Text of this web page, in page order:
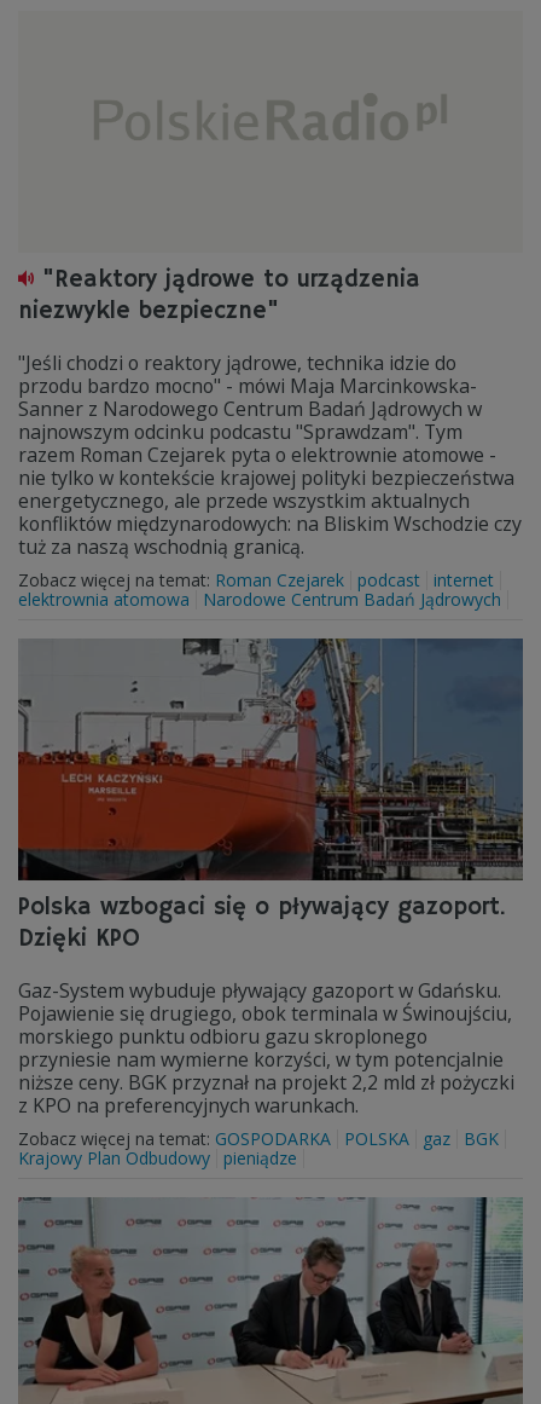
"Reaktory jądrowe to urządzenia
niezwykle bezpieczne"
"Jeśli chodzi o reaktory jądrowe, technika idzie do
przodu bardzo mocno" - mówi Maja Marcinkowska-
Sanner z Narodowego Centrum Badań Jądrowych w
najnowszym odcinku podcastu "Sprawdzam". Tym
razem Roman Czejarek pyta o elektrownie atomowe -
nie tylko w kontekście krajowej polityki bezpieczeństwa
energetycznego, ale przede wszystkim aktualnych
konfliktów międzynarodowych: na Bliskim Wschodzie czy
tuż za naszą wschodnią granicą.
Zobacz więcej na temat: Roman Czejarek podcast
internet
elektrownia atomowa
Narodowe Centrum Badań Jądrowych
Polska wzbogaci się o pływający gazoport.
Dzięki KPO
Gaz-System wybuduje pływający gazoport w Gdańsku.
Pojawienie się drugiego, obok terminala w Świnoujściu,
morskiego punktu odbioru gazu skroplonego
przyniesie nam wymierne korzyści, w tym potencjalnie
niższe ceny. BGK przyznał na projekt 2,2 mld zł pożyczki
z KPO na preferencyjnych warunkach.
Zobacz więcej na temat: GOSPODARKA POLSKA gaz
BGK
Krajowy Plan Odbudowy
pieniądze